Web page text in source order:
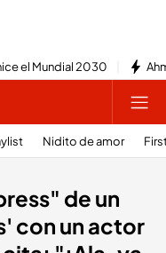
el Mundial 2030
Nidito de amor
de un
con un actor